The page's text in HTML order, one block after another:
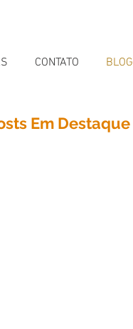
CONTATO BLOG
Em Destaque